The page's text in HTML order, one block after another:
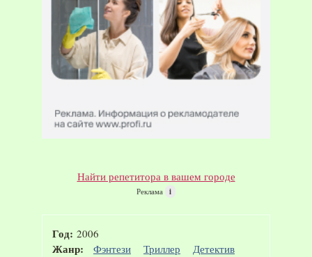
Найти репетитора в вашем городе
Реклама i
Год: 2006
Жанр: Фэнтези Триллер Детектив